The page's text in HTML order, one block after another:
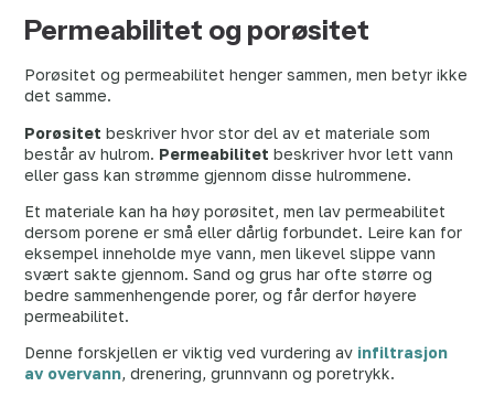
Permeabilitet og porøsitet
Porøsitet og permeabilitet henger sammen, men betyr ikke
det samme.
Porøsitet beskriver hvor stor del av et materiale som
består av hulrom. Permeabilitet beskriver hvor lett vann
eller gass kan strømme gjennom disse hulrommene.
Et materiale kan ha høy porøsitet, men lav permeabilitet
dersom porene er små eller dårlig forbundet. Leire kan for
eksempel inneholde mye vann, men likevel slippe vann
svært sakte gjennom. Sand og grus har ofte større og
bedre sammenhengende porer, og får derfor høyere
permeabilitet.
Denne forskjellen er viktig ved vurdering av infiltrasjon
av overvann, drenering, grunnvann og poretrykk.